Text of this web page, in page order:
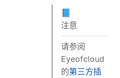
📘
注意
请参阅
Eyeofcloud
的第三方插